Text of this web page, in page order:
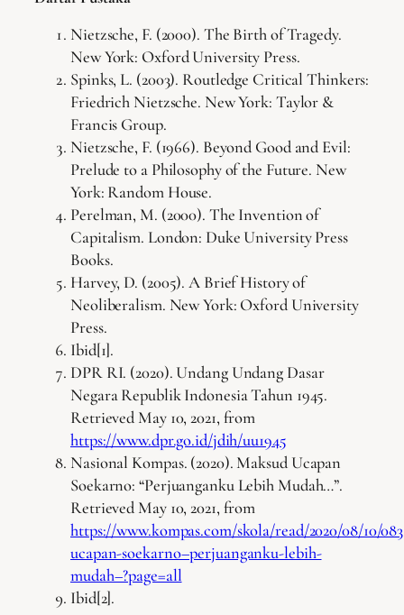
Nietzsche, F. (2000). The Birth of Tragedy.
New York: Oxford University Press.
Spinks, L. (2003). Routledge Critical Thinkers:
Friedrich Nietzsche. New York: Taylor &
Francis Group.
Nietzsche, F. (1966). Beyond Good and Evil:
Prelude to a Philosophy of the Future. New
York: Random House.
Perelman, M. (2000). The Invention of
Capitalism. London: Duke University Press
Books.
Harvey, D. (2005). A Brief History of
Neoliberalism. New York: Oxford University
Press.
Ibid[1].
DPR RI. (2020). Undang Undang Dasar
Negara Republik Indonesia Tahun 1945.
Retrieved May 10, 2021, from
https://www.dpr.go.id/jdih/uu1945
Nasional Kompas. (2020). Maksud Ucapan
Soekarno: “Perjuanganku Lebih Mudah…”.
Retrieved May 10, 2021, from
https://www.kompas.com/skola/read/2020/08/10/
ucapan-soekarno–perjuanganku-lebih-
mudah–?page=all
Ibid[2].